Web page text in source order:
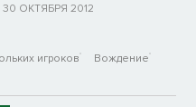
30 ОКТЯБРЯ 2012
игроков
Вождение